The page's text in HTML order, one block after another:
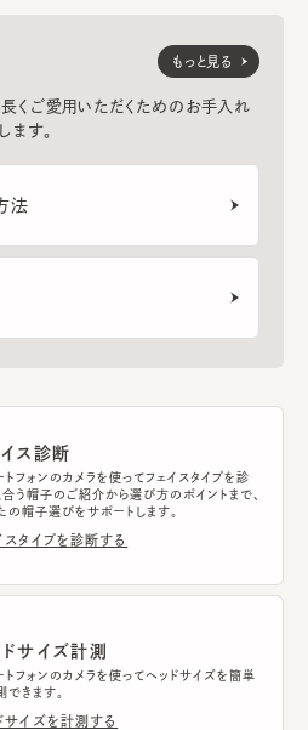
くご愛用いただくためのお手入れ
ます。
法
もっと見る
ス診断
トフォンのカメラを使ってフェイスタイプを診
合う帽子のご紹介から選び方のポイントまで、
の帽子選びをサポートします。
スタイプを診断する
ドサイズ計測
トフォンのカメラを使ってヘッドサイズを簡単
できます。
サイズを計測する